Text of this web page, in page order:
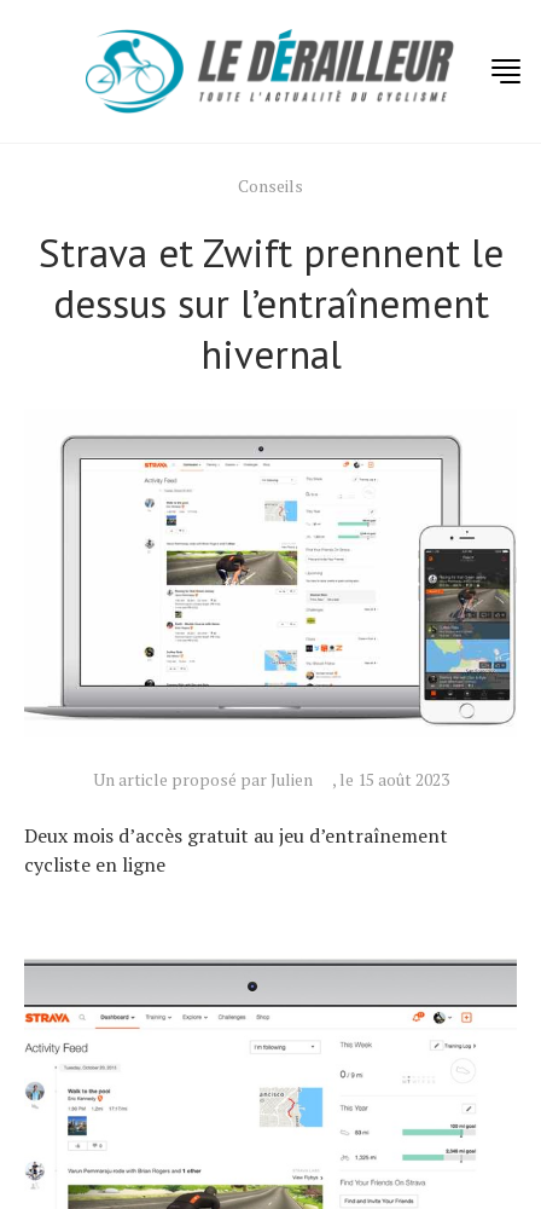
Conseils
Strava et Zwift prennent le
dessus sur l’entraînement
hivernal
Un article proposé par Julien , le 15 août 2023
Deux mois d’accès gratuit au jeu d’entraînement
cycliste en ligne
Technologies
Tests de produits
Conseils
Tendances
Tous nos articles
À propos